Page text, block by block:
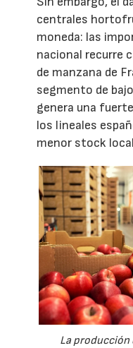
centrales
moneda: las
nacional recurre
de manzana de
segmento de
genera una
los lineales
menor stock
La producción